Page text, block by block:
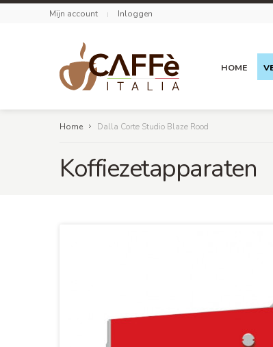
Mijn account Inloggen
HOME
Home Dalla Corte Studio Blaze Rood
Koffiezetapparaten